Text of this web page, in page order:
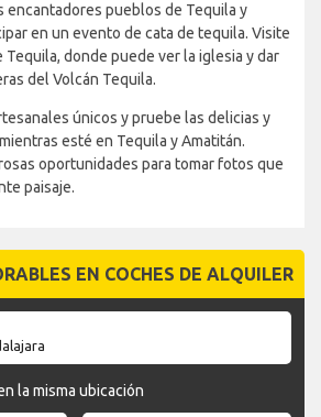
encantadores pueblos de Tequila y
en un evento de cata de tequila. Visite
donde puede ver la iglesia y dar
del Volcán Tequila.
únicos y pruebe las delicias y
esté en Tequila y Amatitán.
oportunidades para tomar fotos que
paisaje.
EN COCHES DE ALQUILER
la misma ubicación